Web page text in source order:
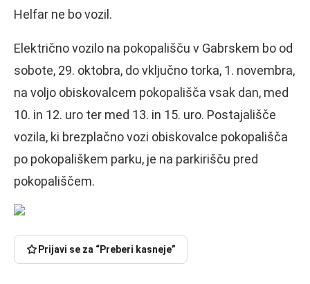
Helfar ne bo vozil.
Električno vozilo na pokopališču v Gabrskem bo od
sobote, 29. oktobra, do vključno torka, 1. novembra,
na voljo obiskovalcem pokopališča vsak dan, med
10. in 12. uro ter med 13. in 15. uro. Postajališče
vozila, ki brezplačno vozi obiskovalce pokopališča
po pokopališkem parku, je na parkirišču pred
pokopališčem.
Prijavi se za “Preberi kasneje”